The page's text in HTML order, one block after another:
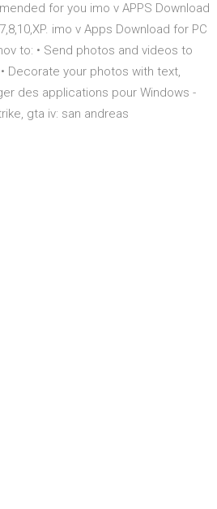
for you imo v APPS Download
imo v Apps Download for PC
to: • Send photos and videos to
Decorate your photos with text,
des applications pour Windows -
gta iv: san andreas